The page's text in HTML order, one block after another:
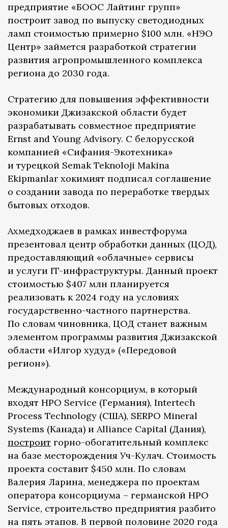
предприятие «БООС Лайтинг групп»
построит завод по выпуску светодиодных
ламп стоимостью примерно $100 млн. «НЭО
Центр» займется разработкой стратегии
развития агропромышленного комплекса
региона до 2030 года.
Стратегию для повышения эффективности
экономики Джизакской области будет
разрабатывать совместное предприятие
Ernst and Young Advisory. С белорусской
компанией «Сифания-Экотехника»
и турецкой Semak Teknoloji Makina
Ekipmanlar хокимият подписал соглашение
о создании завода по переработке твердых
бытовых отходов.
Ахмедходжаев в рамках инвестфорума
презентовал центр обработки данных (ЦОД),
предоставляющий «облачные» сервисы
и услуги IT-инфраструктуры. Данный проект
стоимостью $407 млн планируется
реализовать к 2024 году на условиях
государственно-частного партнерства.
По словам чиновника, ЦОД станет важным
элементом программы развития Джизакской
области «Илгор худуд» («Передовой
регион»).
Международный консорциум, в который
входят HPO Service (Германия), Intertech
Process Technology (США), SERPO Mineral
Systems (Канада) и Alliance Capital (Дания),
построит горно-обогатительный комплекс
на базе месторождения Уч-Кулач. Стоимость
проекта составит $450 млн. По словам
Валерия Ларина, менеджера по проектам
оператора консорциума – германской HPO
Service, строительство предприятия разбито
на пять этапов. В первой половине 2020 года